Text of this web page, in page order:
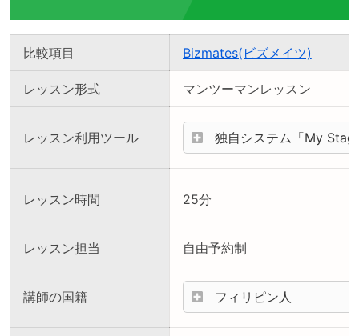
比較項目 Bizmates(ビズメイツ)
レッスン形式 マンツーマンレッスン
レッスン利用ツール 独自システム「My
レッスン時間 25分
レッスン担当 自由予約制
講師の国籍 フィリピン人